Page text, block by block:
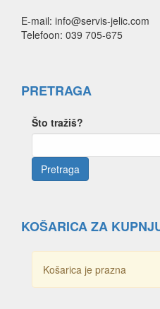
E-mail: info@servis-jelic.com
Telefoon: 039 705-675
PRETRAGA
Što tražiš?
KOŠARICA ZA
Košarica je prazna